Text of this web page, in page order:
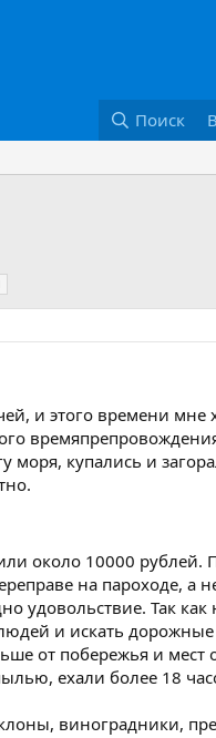
Поиск
и этого времени мне
купались и
около 10000 рублей.
на пароходе, а
удовольствие. Так как
и искать дорожные
от побережья и мест
ехали более 18
виноградники,